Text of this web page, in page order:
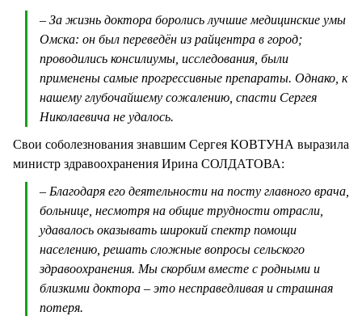
– За жизнь доктора боролись лучшие медицинские умы
Омска: он был переведён из райцентра в город;
проводились консилиумы, исследования, были
применены самые прогрессивные препараты. Однако, к
нашему глубочайшему сожалению, спасти Сергея
Николаевича не удалось.
Свои соболезнования знавшим Сергея КОВТУНА выразила
министр здравоохранения Ирина СОЛДАТОВА:
– Благодаря его деятельности на посту главного врача,
больнице, несмотря на общие трудности отрасли,
удавалось оказывать широкий спектр помощи
населению, решать сложные вопросы сельского
здравоохранения. Мы скорбим вместе с родными и
близкими доктора – это несправедливая и страшная
потеря.